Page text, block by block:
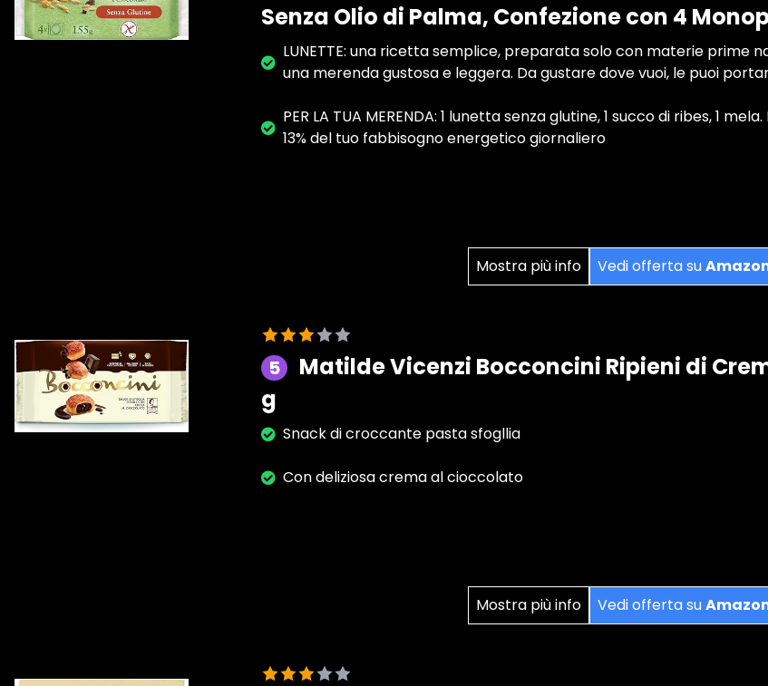
Senza Olio di Palma, Confezione con 4
LUNETTE: una ricetta semplice, preparata solo con materie prime
una merenda gustosa e leggera. Da gustare dove vuoi, le puoi
PER LA TUA MERENDA: 1 lunetta senza glutine, 1 succo di ribes, 1
13% del tuo fabbisogno energetico giornaliero
Mostra più info Vedi offerta su
5
Matilde Vicenzi Bocconcini Ripieni di
g
Snack di croccante pasta sfogllia
Con deliziosa crema al cioccolato
Mostra più info Vedi offerta su